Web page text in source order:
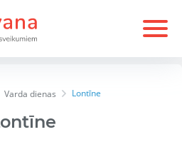
Varda dienas Lontīne